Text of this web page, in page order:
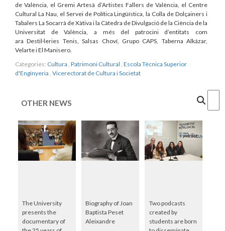
de València, el Gremi Artesà d’Artistes Fallers de València, el Centre
Cultural La Nau, el Servei de Política Lingüística, la Colla de Dolçainers i
Tabalers La Socarrà de Xàtiva i la Càtedra de Divulgació de la Ciència de la
Universitat de València, a més del patrocini d’entitats com
ara Destil·leries Tenis, Salsas Choví, Grupo CAPS, Taberna Alkázar,
Velarte i El Manisero.
Categories: Cultura Patrimoni Cultural Escola Tècnica Superior
d'Enginyeria Vicerectorat de Cultura i Societat
OTHER NEWS
The University
presents the
documentary of
Biography of Joan
Baptista Peset
Aleixandre
Two podcasts
created by
students are born